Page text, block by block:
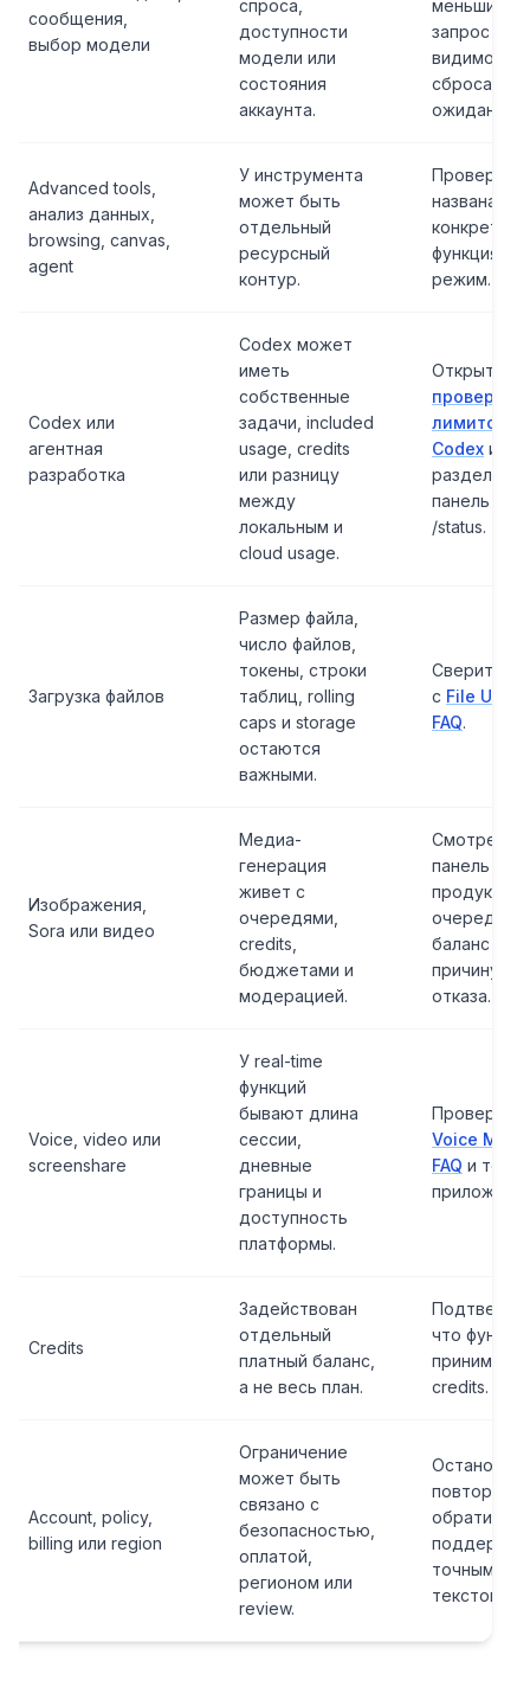
сообщения,
выбор модели
спроса,
доступности
модели или
состояния
аккаунта.
меньший
запрос
видимого
сброса или
ожидания.
Advanced tools,
анализ данных,
browsing, canvas,
agent
У инструмента
может быть
отдельный
ресурсный
контур.
Проверить,
названа ли
конкретная
функция
режим.
Codex или
агентная
разработка
Codex может
иметь
собственные
задачи, included
usage, credits
или разницу
между
локальным и
cloud usage.
Открыть
проверку
лимитов
Codex и
разделить
панель от
/status.
Загрузка файлов
Размер файла,
число файлов,
токены, строки
таблиц, rolling
caps и storage
остаются
важными.
Сверить
с File
FAQ.
Изображения,
Sora или видео
Медиа-
генерация
живет с
очередями,
credits,
бюджетами и
модерацией.
Смотреть
панель
продукта,
очередь,
баланс и
причину
отказа.
Voice, video или
screenshare
У real-time
функций
бывают длина
сессии,
дневные
границы и
доступность
платформы.
Проверить
Voice Mode
FAQ и
Credits
Задействован
отдельный
платный баланс,
а не весь план.
что
принимает
credits.
Account, policy,
billing или region
Ограничение
может быть
связано с
безопасностью,
оплатой,
регионом или
review.
Остановить
повторы и
поддержку
точным
текстом.